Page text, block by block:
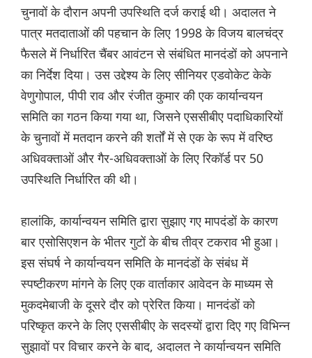
चुनावों के दौरान अपनी उपस्थिति दर्ज कराई थी। अदालत ने
पात्र मतदाताओं की पहचान के लिए 1998 के विजय बालचंद्र
फैसले में निर्धारित चैंबर आवंटन से संबंधित मानदंडों को अपनाने
का निर्देश दिया। उस उद्देश्य के लिए सीनियर एडवोकेट केके
वेणुगोपाल, पीपी राव और रंजीत कुमार की एक कार्यान्वयन
समिति का गठन किया गया था, जिसने एससीबीए पदाधिकारियों
के चुनावों में मतदान करने की शर्तों में से एक के रूप में वरिष्ठ
अधिवक्ताओं और गैर-अधिवक्ताओं के लिए रिकॉर्ड पर 50
उपस्थिति निर्धारित की थी।
हालांकि, कार्यान्वयन समिति द्वारा सुझाए गए मापदंडों के कारण
बार एसोसिएशन के भीतर गुटों के बीच तीव्र टकराव भी हुआ।
इस संघर्ष ने कार्यान्वयन समिति के मानदंडों के संबंध में
स्पष्टीकरण मांगने के लिए एक वार्ताकार आवेदन के माध्यम से
मुकदमेबाजी के दूसरे दौर को प्रेरित किया। मानदंडों को
परिष्कृत करने के लिए एससीबीए के सदस्यों द्वारा दिए गए विभिन्न
सुझावों पर विचार करने के बाद, अदालत ने कार्यान्वयन समिति